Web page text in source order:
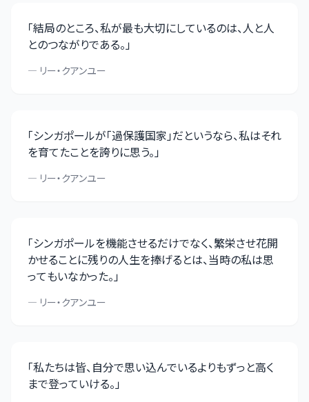
「結局のところ、私が最も大切にしているのは、人と人
とのつながりである。」
— リー・クアンユー
「シンガポールが「過保護国家」だというなら、私はそれ
を育てたことを誇りに思う。」
— リー・クアンユー
「シンガポールを機能させるだけでなく、繁栄させ花開
かせることに残りの人生を捧げるとは、当時の私は思
ってもいなかった。」
— リー・クアンユー
「私たちは皆、自分で思い込んでいるよりもずっと高く
まで登っていける。」